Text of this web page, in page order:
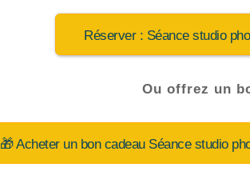
Réserver : Séance studio
Ou offrez un
🎁 Acheter un bon cadeau Séance studio